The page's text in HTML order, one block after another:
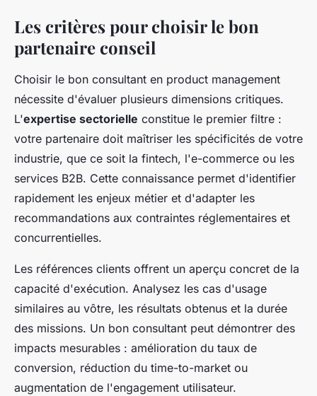
Les critères pour choisir le bon
partenaire conseil
Choisir le bon consultant en product management
nécessite d'évaluer plusieurs dimensions critiques.
L'expertise sectorielle constitue le premier filtre :
votre partenaire doit maîtriser les spécificités de votre
industrie, que ce soit la fintech, l'e-commerce ou les
services B2B. Cette connaissance permet d'identifier
rapidement les enjeux métier et d'adapter les
recommandations aux contraintes réglementaires et
concurrentielles.
Les références clients offrent un aperçu concret de la
capacité d'exécution. Analysez les cas d'usage
similaires au vôtre, les résultats obtenus et la durée
des missions. Un bon consultant peut démontrer des
impacts mesurables : amélioration du taux de
conversion, réduction du time-to-market ou
augmentation de l'engagement utilisateur.